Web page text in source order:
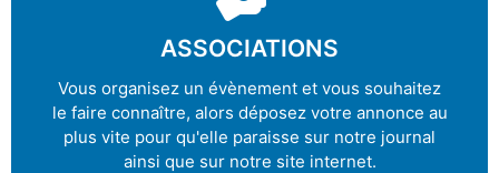
ASSOCIATIONS
Vous organisez un évènement et vous souhaitez
le faire connaître, alors déposez votre annonce au
plus vite pour qu'elle paraisse sur notre journal
ainsi que sur notre site internet.